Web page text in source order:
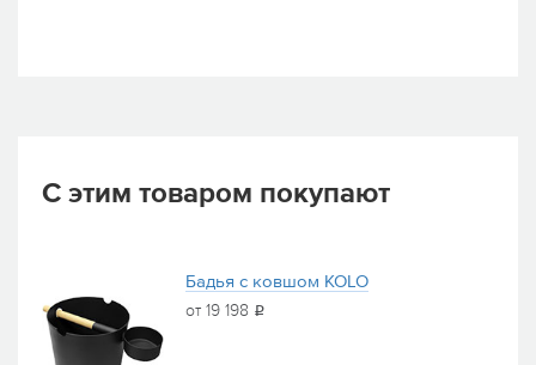
С этим товаром покупают
Бадья с ковшом KOLO
от 19 198 i